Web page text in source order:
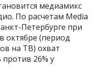
медиамикс
По расчетам Media
Петербурге при
октябре (период
на ТВ) охват
против 26% у